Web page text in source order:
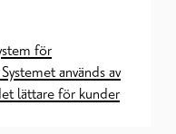
för
används av
lättare för kunder